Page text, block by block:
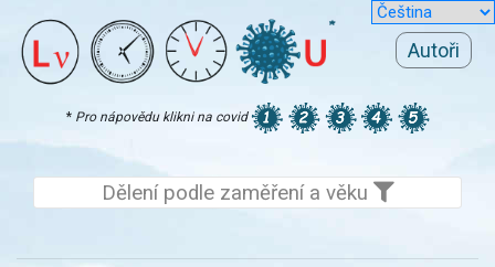
Autoři
* Pro nápovědu klikni na covid
Dělení podle zaměření a věku